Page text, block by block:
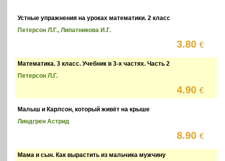
Устные упражнения на уроках математики. 2 класс
Петерсон Л.Г., Липатникова И.Г.
3.80€
Математика. 3 класс. Учебник в 3-х частях. Часть 2
Петерсон Л.Г.
4.90€
Малыш и Карлсон, который живёт на крыше
Линдгрен Астрид
8.90€
Мама и сын. Как вырастить из мальчика мужчину